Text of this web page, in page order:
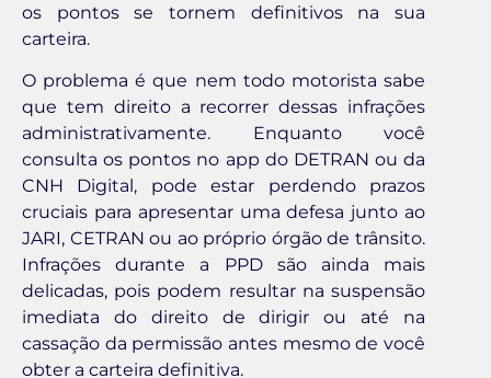
os pontos se tornem definitivos na sua
carteira.
O problema é que nem todo motorista sabe
que tem direito a recorrer dessas infrações
administrativamente. Enquanto você
consulta os pontos no app do DETRAN ou da
CNH Digital, pode estar perdendo prazos
cruciais para apresentar uma defesa junto ao
JARI, CETRAN ou ao próprio órgão de trânsito.
Infrações durante a PPD são ainda mais
delicadas, pois podem resultar na suspensão
imediata do direito de dirigir ou até na
cassação da permissão antes mesmo de você
obter a carteira definitiva.